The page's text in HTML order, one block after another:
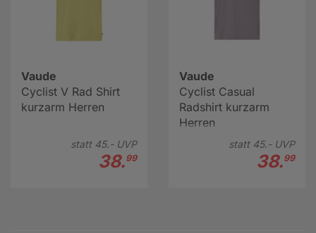
Vaude
Cyclist V Rad Shirt
kurzarm Herren
statt 45.-UVP
38.99
Vaude
Cyclist Casual
Radshirt kurzarm
Herren
statt 45.-UVP
38.99